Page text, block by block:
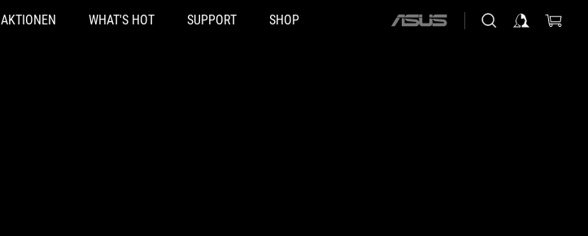
AKTIONEN WHAT'S HOT SUPPORT SHOP
ASUS